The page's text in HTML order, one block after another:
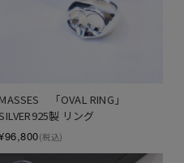
MASSES　「OVAL RING」
製 リング
(税込)